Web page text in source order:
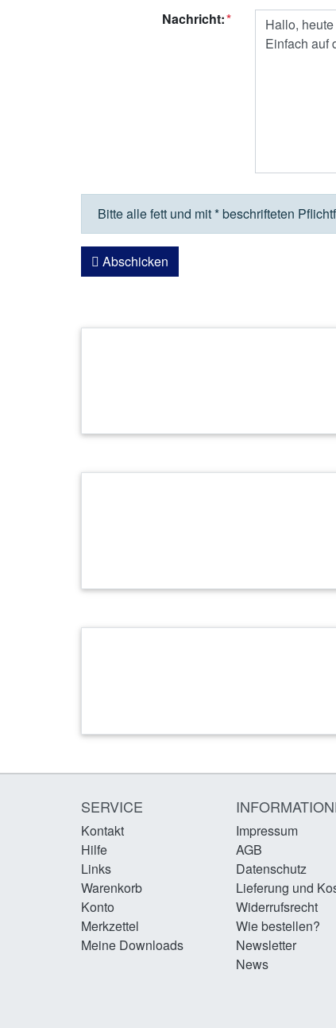
Nachricht:
Bitte alle fett und mit * beschrifteten
Abschicken
SERVICE
Kontakt
Hilfe
Links
Warenkorb
Konto
Merkzettel
Meine Downloads
Impressum
AGB
Datenschutz
Lieferung und
Widerrufsrecht
Wie bestellen?
Newsletter
News